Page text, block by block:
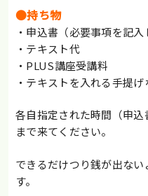
●持ち物
・申込書（必要事項を記入
・テキスト代
・PLUS講座受講料
・テキストを入れる手提げ
各自指定された時間（申
まで来てください。
できるだけつり銭が出な
す。